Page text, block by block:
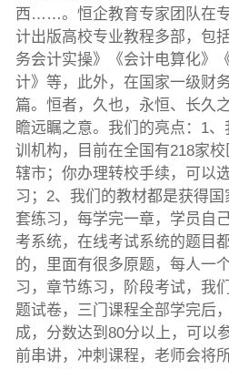
西……。恒企教育专家团队在
计出版高校专业教程多部，包
务会计实操》《会计电算化》
计》等，此外，在国家一级财
篇。恒者，久也，永恒、长久
瞻远瞩之意。我们的亮点：1
训机构，目前在全国有218家
辖市；你办理转校手续，可以
习；2、我们的教材都是获得
套练习，每学完一章，学员自
考系统，在线考试系统的题目
的，里面有很多原题，每人一
习，章节练习，阶段考试，我
题试卷，三门课程全部学完后
成，分数达到80分以上，可以
前串讲，冲刺课程，老师会将